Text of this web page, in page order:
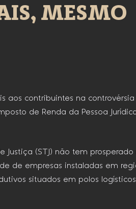
MESMO
aos contribuintes na controvérsia
de Renda da Pessoa Jurídica
(STJ) não tem prosperado
de empresas instaladas em
situados em polos